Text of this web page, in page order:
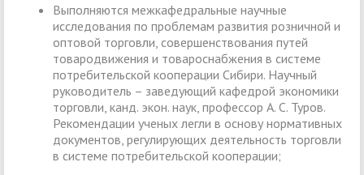
Выполняются межкафедральные научные
исследования по проблемам развития розничной и
оптовой торговли, совершенствования путей
товародвижения и товароснабжения в системе
потребительской кооперации Сибири. Научный
руководитель – заведующий кафедрой экономики
торговли, канд. экон. наук, профессор А. С. Туров.
Рекомендации ученых легли в основу нормативных
документов, регулирующих деятельность торговли
в системе потребительской кооперации;